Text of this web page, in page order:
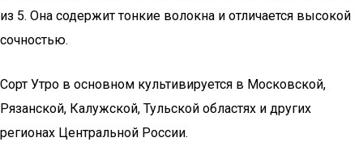
из 5. Она содержит тонкие волокна и отличается высокой
сочностью.
Сорт Утро в основном культивируется в Московской,
Рязанской, Калужской, Тульской областях и других
регионах Центральной России.